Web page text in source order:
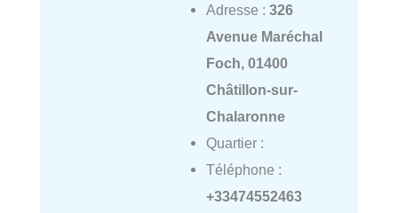
Adresse : 326
Avenue Maréchal
Foch, 01400
Châtillon-sur-
Chalaronne
Quartier :
Téléphone :
+33474552463